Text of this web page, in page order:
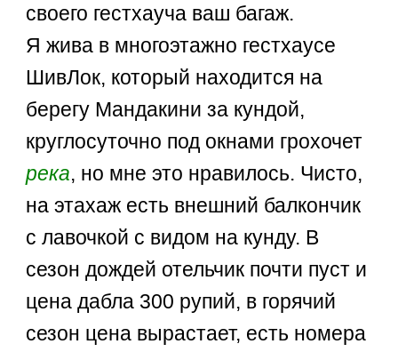
своего гестхауча ваш багаж.
Я жива в многоэтажно гестхаусе
ШивЛок, который находится на
берегу Мандакини за кундой,
круглосуточно под окнами грохочет
река, но мне это нравилось. Чисто,
на этахаж есть внешний балкончик
с лавочкой с видом на кунду. В
сезон дождей отельчик почти пуст и
цена дабла 300 рупий, в горячий
сезон цена вырастает, есть номера